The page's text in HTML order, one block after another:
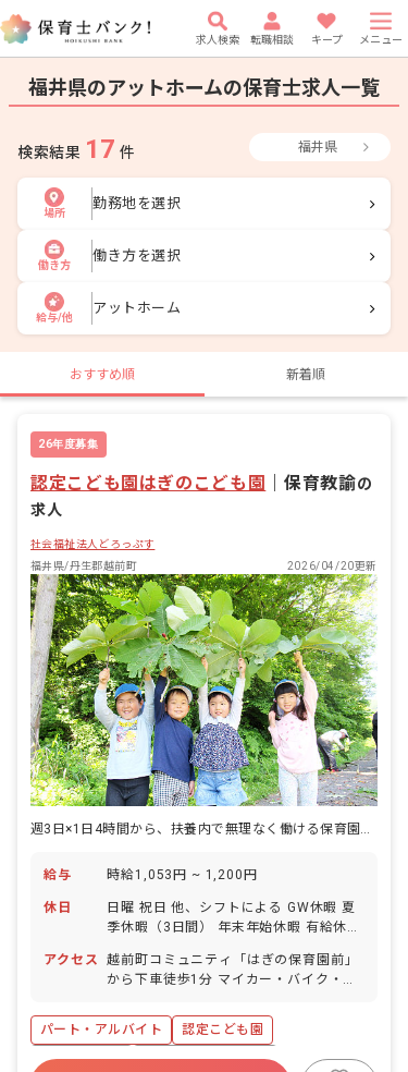
求人検索 転職相談 キープ メニュー
福井県のアットホームの保育士求人一覧
検索結果 17 件 福井県
場所
勤務地を選択
働き方
働き方を選択
給与/他
アットホーム
おすすめ順 新着順
26年度募集
認定こども園はぎのこども園 保育教諭の
求人
社会福祉法人どろっぷす
福井県/丹生郡越前町
2026/04/20更新
週3日×1日4時間から、扶養内で無理なく働ける保育園パート。
給与 時給1,053円 ~ 1,200円
休日
日曜 祝日 他、シフトによる GW休暇 夏
季休暇（3日間） 年末年始休暇 有給休暇
位の取得や5日以上の連休利用も可） 慶
弔休暇 産前産後・育児休暇（パート職員
務の方が対象 介護・看護休暇※フルタイ
ム勤務の方が対象
アクセス
越前町コミュニティ「はぎの保育園前」
から下車徒歩1分 マイカー・バイク・自
備）
パート・アルバイト
認定こども園
アットホーム
ボーナス・賞与あり